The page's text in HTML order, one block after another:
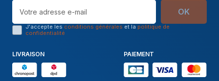
OK
J'accepte les conditions générales et la politique de
confidentialité
LIVRAISON PAIEMENT